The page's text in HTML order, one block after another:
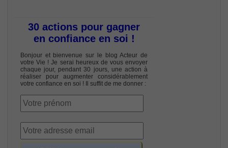
30 actions pour gagner
en confiance en soi !
Bonjour et bienvenue sur le blog Acteur de
votre Vie ! Je serai heureux de vous envoyer
chaque jour, pendant 30 jours, une action à
réaliser pour augmenter considérablement
votre confiance en soi ! Il suffit de me donner :